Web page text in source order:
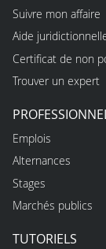
Suivre mon affaire
Aide
Certificat de non
Trouver un expert
Emplois
Alternances
Stages
Marchés publics
TUTORIELS